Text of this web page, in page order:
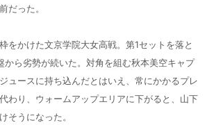
だった。
をかけた文京学院大女高戦。第1セットを落と
から劣勢が続いた。対角を組む秋本美空キャプ
ュースに持ち込んだとはいえ、常にかかるプレ
わり、ウォームアップエリアに下がると、山下
そうになった。